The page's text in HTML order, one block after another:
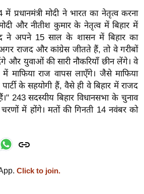
प्रधानमंत्री मोदी ने भारत का नेतृत्व करना
और नीतीश कुमार के नेतृत्व में बिहार में
ने अपने 15 साल के शासन में बिहार का
राजद और कांग्रेस जीतते हैं, तो वे गरीबों
और युवाओं की सारी नौकरियाँ छीन लेंगे। वे
में माफिया राज वापस लाएँगे। जैसे माफिया
के सहयोगी हैं, वैसे ही वे बिहार में राजद
243 सदस्यीय बिहार विधानसभा के चुनाव
में होंगे। मतों की गिनती 14 नवंबर को
Click to join.